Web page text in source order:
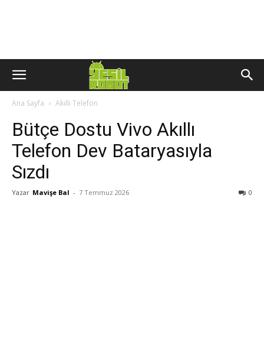
Ana Sayfa Akıllı Telefon
Bütçe Dostu Vivo Akıllı
Telefon Dev Bataryasıyla
Sızdı
Yazar Mavişe Bal - 7 Temmuz 2026 0